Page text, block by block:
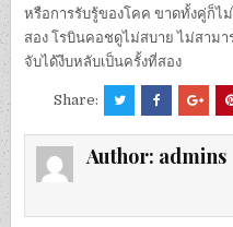
หรือการรับรู้ของโคค ขาดทั้งคู่ก็ไ
สอง โรบินคอชดูไม่สบาย ไม่สาม
จับได้งีบหลับเป็นครั้งที่สอง
Share:
Author: admins